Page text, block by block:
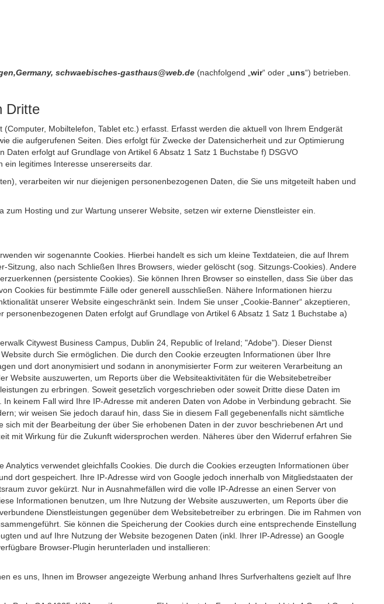
schwaebisches-gasthaus@web.de (nachfolgend „ wir“ oder „ uns“) betrieben.
Dritte
Mobiltelefon, Tablet etc.) erfasst. Erfasst werden die aktuell von Ihrem Endgerät
die aufgerufenen Seiten. Dies erfolgt für Zwecke der Datensicherheit und zur Optimierung
erfolgt auf Grundlage von Artikel 6 Absatz 1 Satz 1 Buchstabe f) DSGVO
legitimes Interesse unsererseits dar.
verarbeiten wir nur diejenigen personenbezogenen Daten, die Sie uns mitgeteilt haben und
Hosting und zur Wartung unserer Website, setzen wir externe Dienstleister ein.
wir sogenannte Cookies. Hierbei handelt es sich um kleine Textdateien, die auf Ihrem
also nach Schließen Ihres Browsers, wieder gelöscht (sog. Sitzungs-Cookies). Andere
(persistente Cookies). Sie können Ihren Browser so einstellen, dass Sie über das
Cookies für bestimmte Fälle oder generell ausschließen. Nähere Informationen hierzu
unserer Website eingeschränkt sein. Indem Sie unser „Cookie-Banner“ akzeptieren,
Daten erfolgt auf Grundlage von Artikel 6 Absatz 1 Satz 1 Buchstabe a)
Citywest Business Campus, Dublin 24, Republic of Ireland; "Adobe"). Dieser Dienst
durch Sie ermöglichen. Die durch den Cookie erzeugten Informationen über Ihre
und dort anonymisiert und sodann in anonymisierter Form zur weiteren Verarbeitung an
Website auszuwerten, um Reports über die Websiteaktivitäten für die Websitebetreiber
zu erbringen. Soweit gesetzlich vorgeschrieben oder soweit Dritte diese Daten im
keinem Fall wird Ihre IP-Adresse mit anderen Daten von Adobe in Verbindung gebracht. Sie
wir weisen Sie jedoch darauf hin, dass Sie in diesem Fall gegebenenfalls nicht sämtliche
mit der Bearbeitung der über Sie erhobenen Daten in der zuvor beschriebenen Art und
mit Wirkung für die Zukunft widersprochen werden. Näheres über den Widerruf erfahren Sie
Analytics verwendet gleichfalls Cookies. Die durch die Cookies erzeugten Informationen über
dort gespeichert. Ihre IP-Adresse wird von Google jedoch innerhalb von Mitgliedstaaten der
zuvor gekürzt. Nur in Ausnahmefällen wird die volle IP-Adresse an einen Server von
Informationen benutzen, um Ihre Nutzung der Website auszuwerten, um Reports über die
Dienstleistungen gegenüber dem Websitebetreiber zu erbringen. Die im Rahmen von
Sie können die Speicherung der Cookies durch eine entsprechende Einstellung
und auf Ihre Nutzung der Website bezogenen Daten (inkl. Ihrer IP-Adresse) an Google
Browser-Plugin herunterladen und installieren:
es uns, Ihnen im Browser angezeigte Werbung anhand Ihres Surfverhaltens gezielt auf Ihre